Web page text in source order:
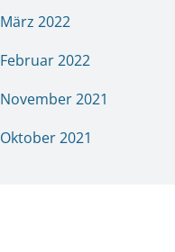
März 2022
Februar 2022
November 2021
Oktober 2021